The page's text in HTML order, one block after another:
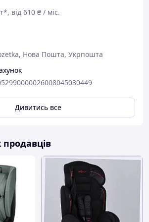
від 610 ₴ / міс.
Нова Пошта, Укрпошта
Дивитись все